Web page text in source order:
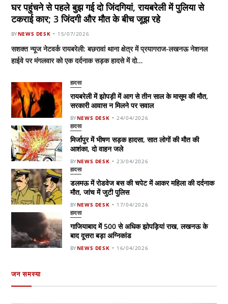
घर पहुंचने से पहले बुझ गई दो जिंदगियां, रायबरेली में पुलिया से
टकराई कार; 3 जिंदगी और मौत के बीच जूझ रहे
BYNEWS DESK 15/07/2026
सशक्त न्यूज नेटवर्क रायबरेली: बछरावां थाना क्षेत्र में प्रयागराज-लखनऊ नेशनल
हाईवे पर मंगलवार को एक दर्दनाक सड़क हादसे में दो…
हादसा
रायबरेली में झोपड़ी में आग से तीन साल के मासूम की मौत,
सरकारी आवास न मिलने पर सवाल
BYNEWS DESK 24/04/2026
हादसा
मिर्जापुर में भीषण सड़क हादसा, सात लोगों की मौत की
आशंका, दो वाहन जले
BYNEWS DESK 23/04/2026
हादसा
डलमऊ में रोडवेज बस की चपेट में आकर महिला की दर्दनाक
मौत, जांच में जुटी पुलिस
BYNEWS DESK 17/04/2026
हादसा
गाजियाबाद में 500 से अधिक झोपड़ियां राख, लखनऊ के
बाद दूसरा बड़ा अग्निकांड
BYNEWS DESK 16/04/2026
जन समस्या